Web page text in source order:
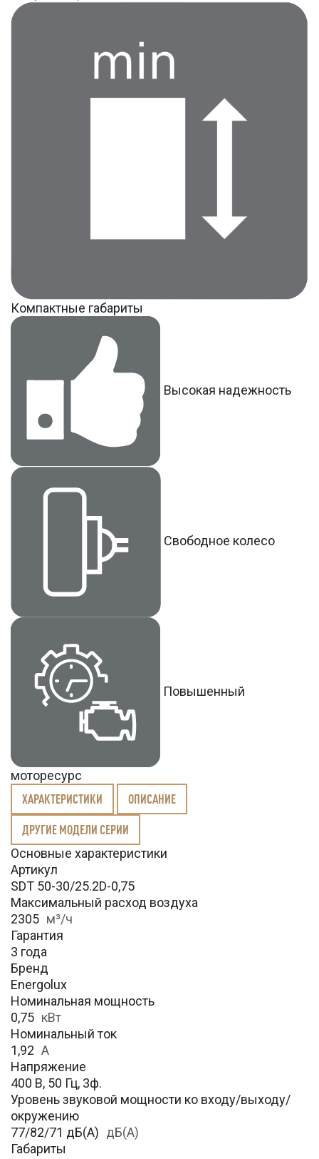
Компактные габариты
Высокая надежность
Свободное колесо
Повышенный
моторесурс
ХАРАКТЕРИСТИКИ ОПИСАНИЕ
ДРУГИЕ МОДЕЛИ СЕРИИ
Основные характеристики
Артикул
SDT 50-30/25.2D-0,75
Максимальный расход воздуха
2305 м³/ч
Гарантия
3 года
Бренд
Energolux
Номинальная мощность
0,75 кВт
Номинальный ток
1,92 А
Напряжение
400 В, 50 Гц, 3ф.
Уровень звуковой мощности ко входу/выходу/
окружению
77/82/71 дБ(А) дБ(А)
Габариты